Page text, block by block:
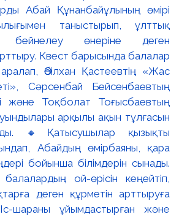
Абай Құнанбайұлының өмірі
таныстырып, ұлттық
өнеріне деген
Квест барысында балалар
Әбілхан Қастеевтің «Жас
Сәрсенбай Бейсенбаевтың
және Тоқболат Тоғысбаевтың
арқылы ақын тұлғасын
🔸Қатысушылар қызықты
Абайдың өмірбаяны, қара
бойынша білімдерін сынады.
ой-өрісін кеңейтіп,
деген құрметін арттыруға
шараны ұйымдастырған және